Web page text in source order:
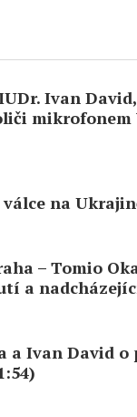
Ivan David,
mikrofonem
na
– Tomio
a
a Ivan David o